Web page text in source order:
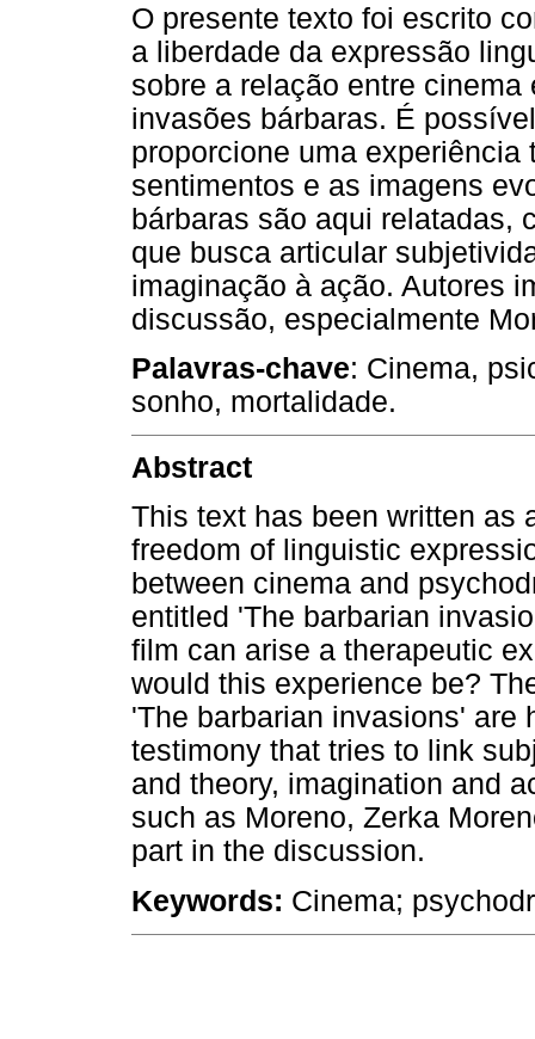
O presente texto foi escrito
a liberdade da expressão
sobre a relação entre
invasões bárbaras. É
proporcione uma
sentimentos e as imagens
bárbaras são aqui relatadas,
que busca articular
imaginação à ação. Autores
discussão, especialmente
Palavras-chave: Cinema,
sonho, mortalidade.
Abstract
This text has been written as
freedom of linguistic
between cinema and
entitled 'The barbarian
film can arise a therapeutic
would this experience be?
'The barbarian invasions' are
testimony that tries to link
and theory, imagination and
such as Moreno, Zerka
part in the discussion.
Keywords: Cinema;